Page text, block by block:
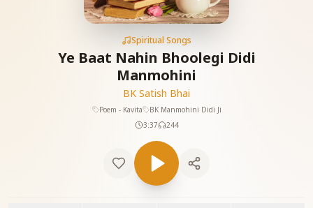
Spiritual Songs
Ye Baat Nahin Bhoolegi Didi
Manmohini
BK Satish Bhai
Poem - Kavita
BK Manmohini Didi Ji
3:37
244